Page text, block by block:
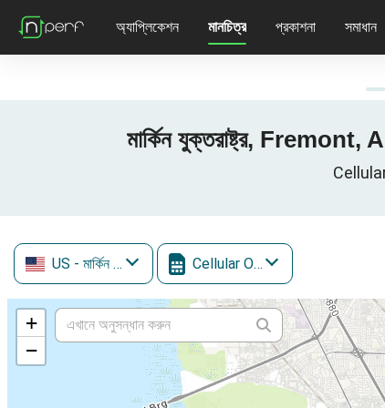
অ্যাপ্লিকেশন মানচিত্র প্রকাশনা সমাধান
মার্কিন যুক্তরাষ্ট্র,
Cellular
US - মার্কিন যুক্তরাষ্ট্র Cellular One
+
−